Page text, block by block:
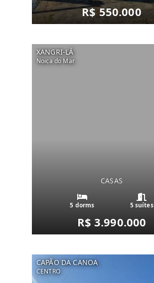
R$ 550.000
XANGRI-LÁ
Noica do Mar
CASAS
5 dorms 5 suítes
R$ 3.990.000
CAPÃO DA CANOA
CENTRO